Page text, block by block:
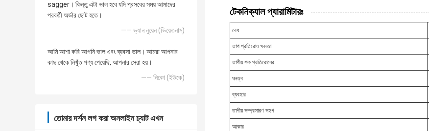
sagger। কিন্তু এটা ভাল হবে যদি প্রসবের সময় আমাদের
পরবর্তী অর্ডার ছোট হতে।
—— ভ্যান নুয়েন (ভিয়েতনাম)
আমি আশা করি আপনি ভাল এবং ব্যবসা ভাল। আমরা আপনার
কাছ থেকে নিখুঁত পণ্য পেয়েছি, আপনার সেরা হয়।
—— নিকো (ইউকে)
তোমার দর্শন লগ করা অনলাইন চ্যাট এখন
টেকনিক্যাল প্যারামিটারঃ
বেধ
তাপ প্রতিরোধ ক্ষমতা
তাপীয় শক প্রতিরোধের
ঘনত্ব
ব্যবহার
তাপীয় সম্প্রসারণ সহগ
আকার